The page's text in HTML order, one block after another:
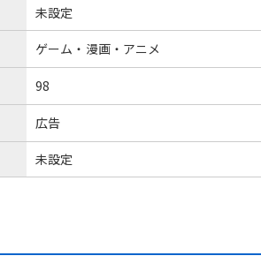
未設定
ゲーム・漫画・アニメ
98
広告
未設定